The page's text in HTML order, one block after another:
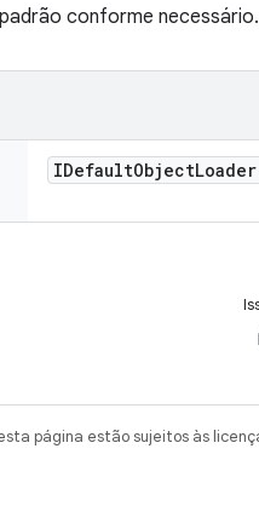
conforme necessário.
IDefaultObjectLoader
página estão sujeitos às